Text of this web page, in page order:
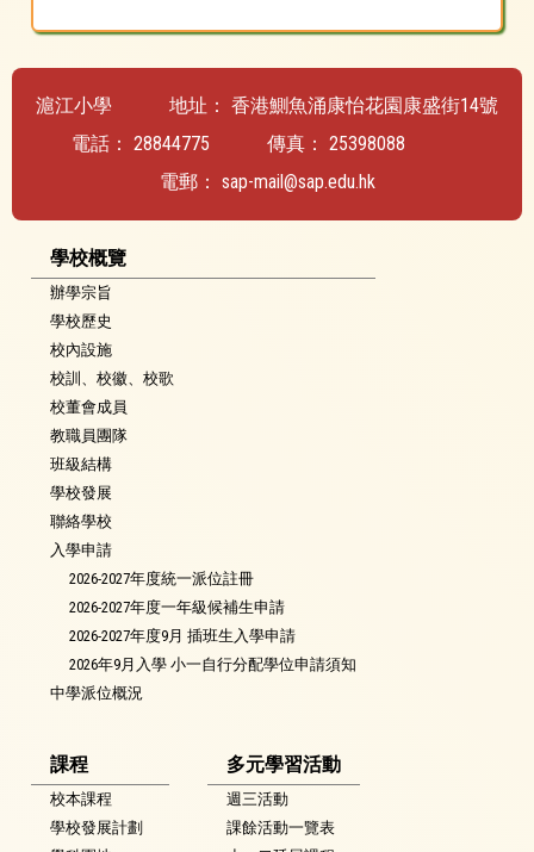
滬江小學 地址： 香港鰂魚涌康怡花園康盛街14號
電話： 28844775 傳真： 25398088
電郵： sap-mail@sap.edu.hk
學校概覽
辦學宗旨
學校歷史
校內設施
校訓、校徽、校歌
校董會成員
教職員團隊
班級結構
學校發展
聯絡學校
入學申請
2026-2027年度統一派位註冊
2026-2027年度一年級候補生申請
2026-2027年度9月 插班生入學申請
2026年9月入學 小一自行分配學位申請須知
中學派位概況
課程
校本課程
學校發展計劃
多元學習活動
週三活動
課餘活動一覽表